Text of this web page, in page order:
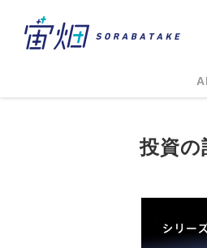
投資の